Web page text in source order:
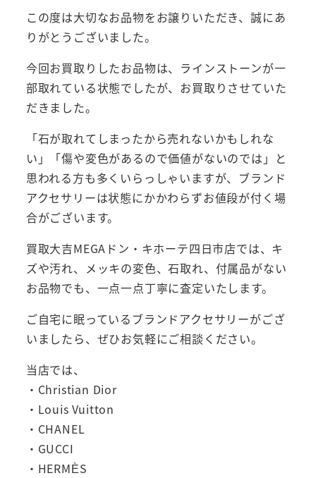
この度は大切なお品物をお譲りいただき、誠にあ
りがとうございました。
今回お買取りしたお品物は、ラインストーンが一
部取れている状態でしたが、お買取りさせていた
だきました。
「石が取れてしまったから売れないかもしれな
い」「傷や変色があるので価値がないのでは」と
思われる方も多くいらっしゃいますが、ブランド
アクセサリーは状態にかかわらずお値段が付く場
合がございます。
買取大吉MEGAドン・キホーテ四日市店では、キ
ズや汚れ、メッキの変色、石取れ、付属品がない
お品物でも、一点一点丁寧に査定いたします。
ご自宅に眠っているブランドアクセサリーがござ
いましたら、ぜひお気軽にご相談ください。
当店では、
・Christian Dior
・Louis Vuitton
・CHANEL
・GUCCI
・HERMÈS